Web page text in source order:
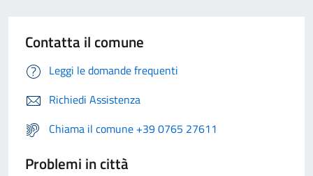
Contatta il comune
Leggi le domande frequenti
Richiedi Assistenza
Chiama il comune +39 0765 27611
Problemi in città